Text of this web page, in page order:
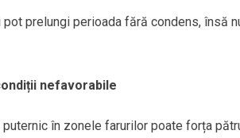
prelungi perioada fără condens, însă
nefavorabile
în zonele farurilor poate forța